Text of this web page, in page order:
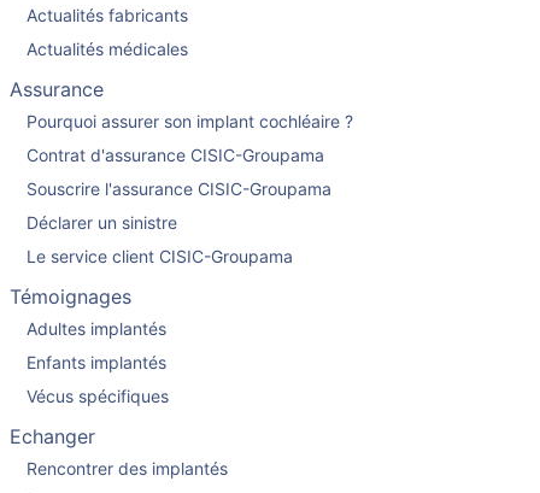
Actualités fabricants
Actualités médicales
Assurance
Pourquoi assurer son implant cochléaire ?
Contrat d'assurance CISIC-Groupama
Souscrire l'assurance CISIC-Groupama
Déclarer un sinistre
Le service client CISIC-Groupama
Témoignages
Adultes implantés
Enfants implantés
Vécus spécifiques
Echanger
Rencontrer des implantés